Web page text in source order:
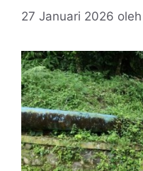
27 Januari 2026 oleh